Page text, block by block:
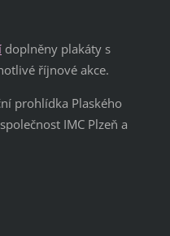
doplněny plakáty s
říjnové akce.
prohlídka Plaského
IMC Plzeň a